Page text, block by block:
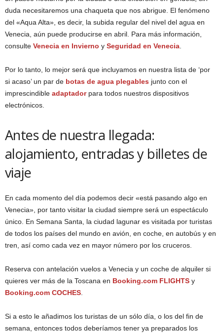
duda necesitaremos una chaqueta que nos abrigue. El fenómeno
del «Aqua Alta», es decir, la subida regular del nivel del agua en
Venecia, aún puede producirse en abril. Para más información,
consulte Venecia en Invierno y Seguridad en Venecia
Por lo tanto, lo mejor será que incluyamos en nuestra lista de ‘por
si acaso’ un par de botas de agua plegables junto con el
imprescindible adaptadorpara todos nuestros dispositivos
electrónicos.
Antes de nuestra llegada:
alojamiento, entradas y billetes de
viaje
En cada momento del día podemos decir «está pasando algo en
Venecia», por tanto visitar la ciudad siempre será un espectáculo
único. En Semana Santa, la ciudad lagunar es visitada por turistas
de todos los países del mundo en avión, en coche, en autobús y en
tren, así como cada vez en mayor número por los cruceros.
Reserva con antelación vuelos a Venecia y un coche de alquiler si
quieres ver más de la Toscana en Booking.com FLIGHTS y
Booking.com COCHES
Si a esto le añadimos los turistas de un sólo día, o los del fin de
semana, entonces todos deberíamos tener ya preparados los